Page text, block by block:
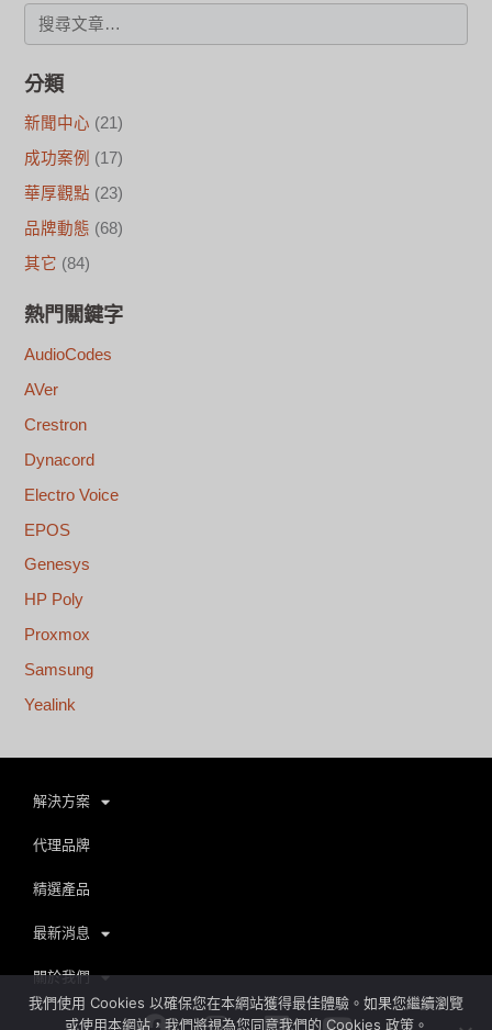
分類
新聞中心 (21)
成功案例 (17)
華厚觀點 (23)
品牌動態 (68)
其它 (84)
熱門關鍵字
AudioCodes
AVer
Crestron
Dynacord
Electro Voice
EPOS
Genesys
HP Poly
Proxmox
Samsung
Yealink
解決方案
代理品牌
精選產品
最新消息
關於我們
FacebookInstagram
LinkedinYoutube
我們使用 Cookies 以確保您在本網站獲得最佳體驗。如果您繼續瀏覽
或使用本網站，我們將視為您同意我們的 Cookies 政策。